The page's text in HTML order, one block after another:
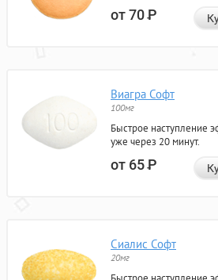
от 70Р
Виагра Софт
100мг
Быстрое наступление
уже через 20 минут.
от 65Р
Сиалис Софт
20мг